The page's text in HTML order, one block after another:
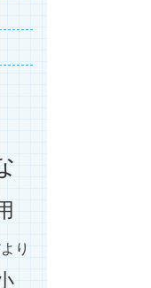
り